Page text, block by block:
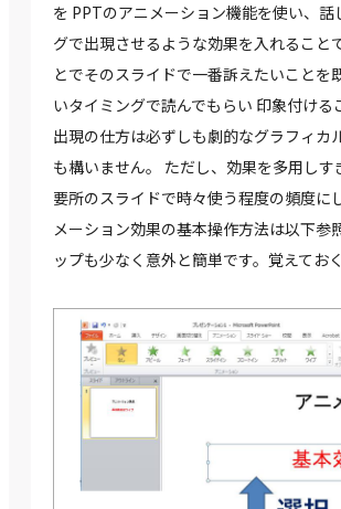
を PPTのアニメーション機能を使い、話
グで出現させるような効果を入れること
とでそのスライドで一番訴えたいことを
いタイミングで読んでもらい 印象付ける
出現の仕方は必ずしも劇的なグラフィカ
も構いません。 ただし、効果を多用しす
要所のスライドで時々使う程度の頻度に
メーション効果の基本操作方法は以下参
ップも少なく意外と簡単です。覚えてお